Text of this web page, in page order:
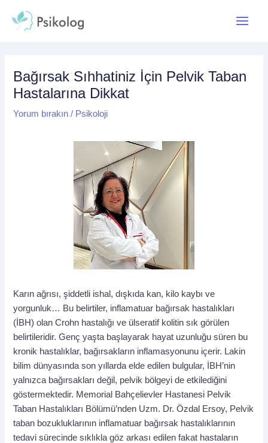
atla
Bağırsak Sıhhatiniz İçin Pelvik Taban
Hastalarına Dikkat
Yorum bırakın / Psikoloji
Karın ağrısı, şiddetli ishal, dışkıda kan, kilo kaybı ve
yorgunluk… Bu belirtiler, inflamatuar bağırsak hastalıkları
(İBH) olan Crohn hastalığı ve ülseratif kolitin sık görülen
belirtileridir. Genç yaşta başlayarak hayat uzunluğu süren bu
kronik hastalıklar, bağırsakların inflamasyonunu içerir. Lakin
bilim dünyasında son yıllarda elde edilen bulgular, İBH’nin
yalnızca bağırsakları değil, pelvik bölgeyi de etkilediğini
göstermektedir. Memorial Bahçelievler Hastanesi Pelvik
Taban Hastalıkları Bölümü’nden Uzm. Dr. Özdal Ersoy, Pelvik
taban bozukluklarının inflamatuar bağırsak hastalıklarının
tedavi sürecinde sıklıkla göz arkası edilen fakat hastaların
dolaşımı